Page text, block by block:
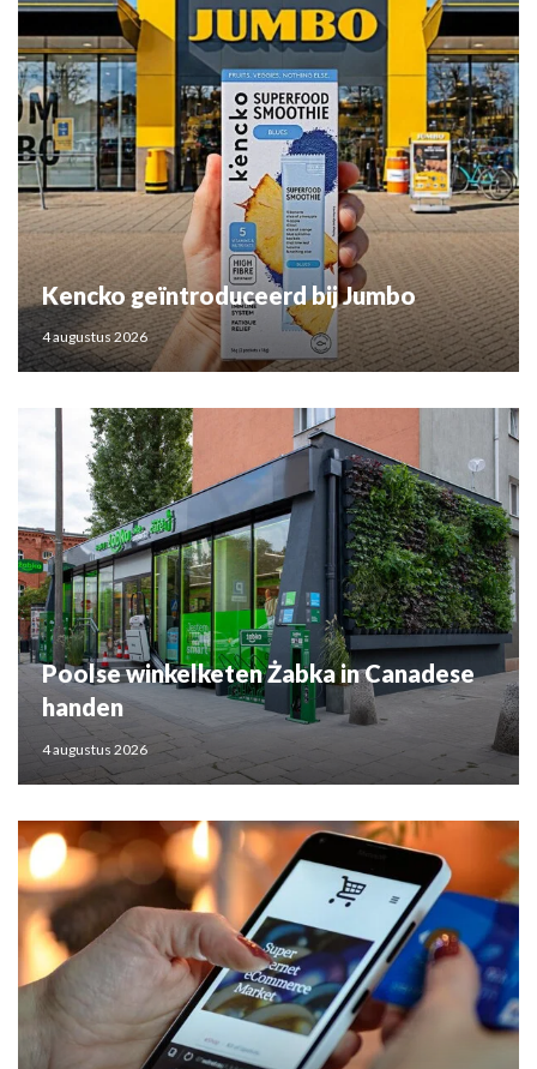
Kencko geïntroduceerd bij Jumbo
4 augustus 2026
Poolse winkelketen Żabka in Canadese
handen
4 augustus 2026